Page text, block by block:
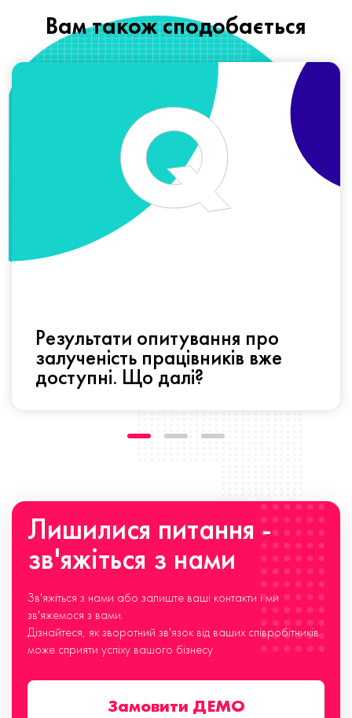
Вам також сподобається
Результати опитування про
залученість працівників вже
доступні. Що далі?
Лишилися питання -
зв'яжіться з нами
Зв'яжіться з нами або залиште ваші контакти і ми
зв'яжемося з вами.
Дізнайтеся, як зворотний зв'язок від ваших співробітників
може сприяти успіху вашого бізнесу
Замовити ДЕМО